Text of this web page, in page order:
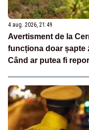
4 aug. 2026, 21:49
Avertisment de la
funcționa doar șapte
Când ar putea fi